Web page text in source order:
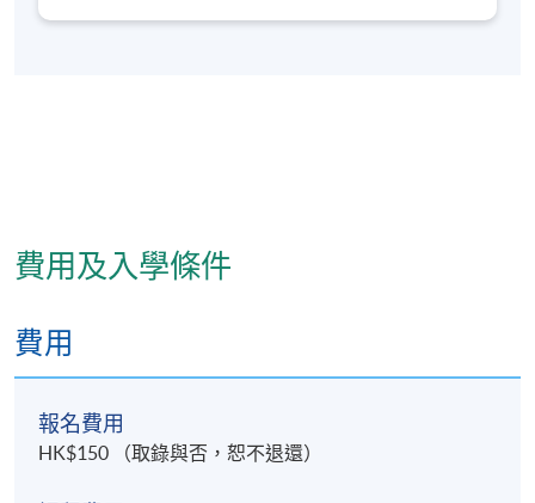
課程及科普養生課程。並曾設計參與中港圍絕經期婦
費用及入學條件
費用
報名費用
HK$150 （取錄與否，恕不退還）